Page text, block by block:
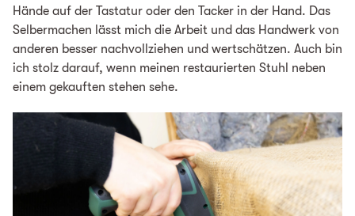
Hände auf der Tastatur oder den Tacker in der Hand. Das
Selbermachen lässt mich die Arbeit und das Handwerk von
anderen besser nachvollziehen und wertschätzen. Auch bin
ich stolz darauf, wenn meinen restaurierten Stuhl neben
einem gekauften stehen sehe.